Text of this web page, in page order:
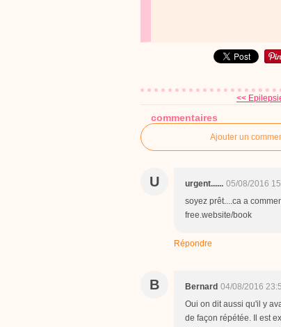
<<
commentaires
Ajouter un
U urgent...... 05/08/2016
soyez prêt....ca a
free.website/book
Répondre
B Bernard 04/08/2016
Oui on dit aussi qu'il y
de façon répétée. Il est